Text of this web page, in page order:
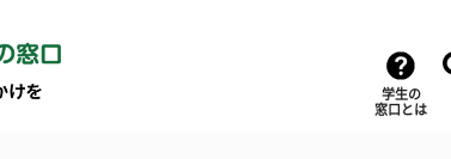
学生の
窓口とは